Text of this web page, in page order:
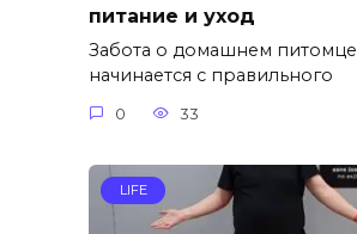
питание и уход
Забота о домашнем питомце
начинается с правильного
0 33
LIFE